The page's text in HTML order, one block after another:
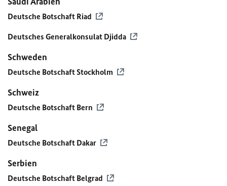
Deutsche Botschaft Riad
Deutsches Generalkonsulat Djidda
Schweden
Deutsche Botschaft Stockholm
Schweiz
Deutsche Botschaft Bern
Senegal
Deutsche Botschaft Dakar
Serbien
Deutsche Botschaft Belgrad